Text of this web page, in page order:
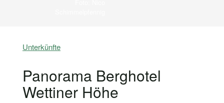
Unterkünfte
Panorama Berghotel
Wettiner Höhe